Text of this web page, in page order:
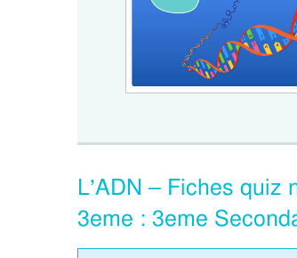
L’ADN – Fiches
3eme : 3eme